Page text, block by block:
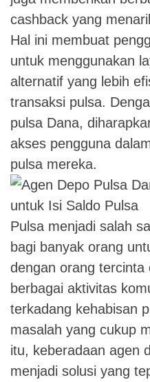
cashback yang
Hal ini membuat
untuk menggunakan
alternatif yang lebih
transaksi pulsa.
pulsa Dana,
akses pengguna
pulsa mereka.
Pulsa menjadi salah
bagi banyak orang
dengan orang tercinta
berbagai aktivitas
terkadang kehabisan
masalah yang cukup
itu, keberadaan agen
menjadi solusi yang